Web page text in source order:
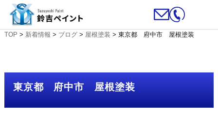
TOP > 新着情報 > ブログ> 屋根塗装 > 東京都 府中市 屋根塗装
東京都 府中市 屋根塗装